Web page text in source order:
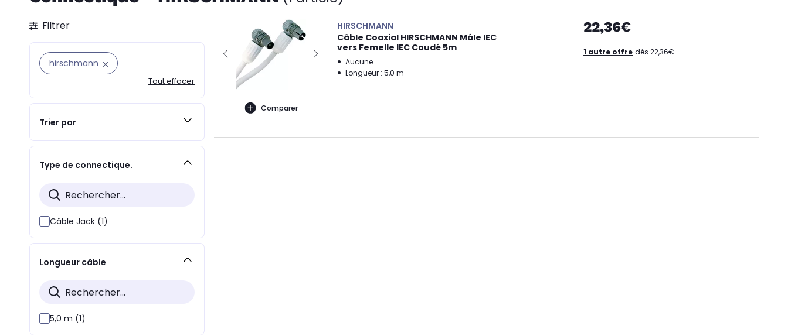
Filtrer
hirschmann
Tout effacer
Trier par
Type de connectique.
Câble Jack (1)
Longueur câble
5,0 m (1)
Comparer
HIRSCHMANN
Câble Coaxial HIRSCHMANN Mâle IEC
vers Femelle IEC Coudé 5m
Aucune
Longueur : 5,0 m
22,36€
1 autre offre dès 22,36€